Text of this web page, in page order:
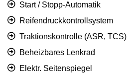
Start / Stopp-Automatik
Reifendruckkontrollsystem
Traktionskontrolle (ASR, TCS)
Beheizbares Lenkrad
Elektr. Seitenspiegel